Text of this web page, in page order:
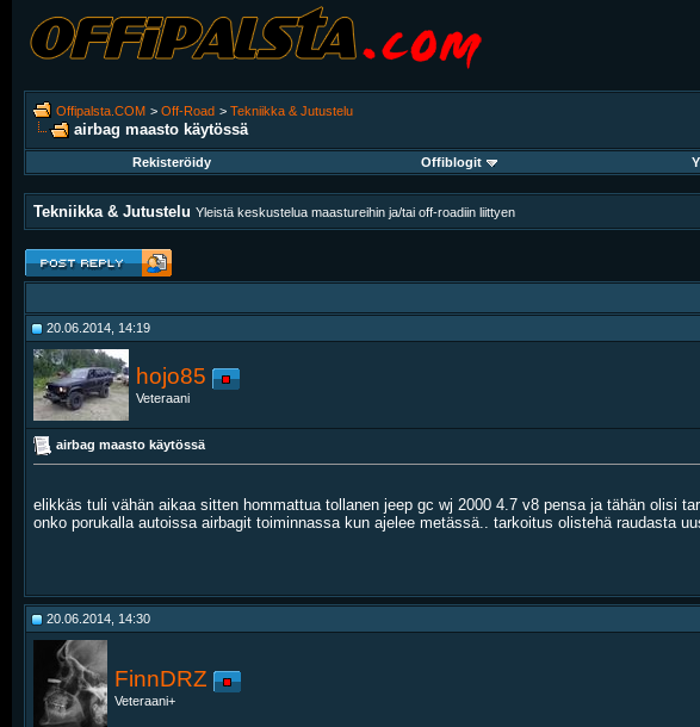
Offipalsta.COM > Off-Road > Tekniikka & Jutustelu
airbag maasto käytössä
Rekisteröidy
Offiblogit
Tekniikka & Jutustelu Yleistä keskustelua maastureihin ja/tai off-roadiin liittyen
20.06.2014, 14:19
hojo85
Veteraani
airbag maasto käytössä
elikkäs tuli vähän aikaa sitten hommattua tollanen jeep gc wj 2000 4.7 v8 pensa ja tähän olisi
onko porukalla autoissa airbagit toiminnassa kun ajelee metässä.. tarkoitus olistehä raudasta
20.06.2014, 14:30
FinnDRZ
Veteraani+